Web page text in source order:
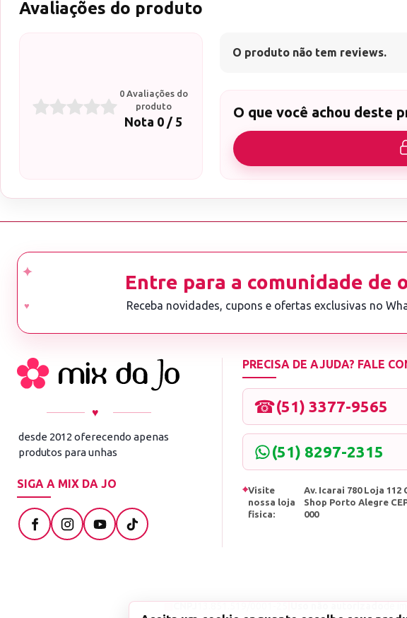
Avaliações do produto
0 Avaliações do
produto
Nota 0 / 5
O produto não tem reviews.
O que você achou deste
Entre para a comunidade de
Receba novidades, cupons e ofertas exclusivas no
♥
desde 2012 oferecendo apenas
produtos para unhas
SIGA A MIX DA JO
PRECISA DE AJUDA? FALE
☎(51) 3377-9565
(51) 8297-2315
⌖Visite
nossa loja
fisica:
Av. Icarai 780 Loja 112
Shop Porto Alegre
000